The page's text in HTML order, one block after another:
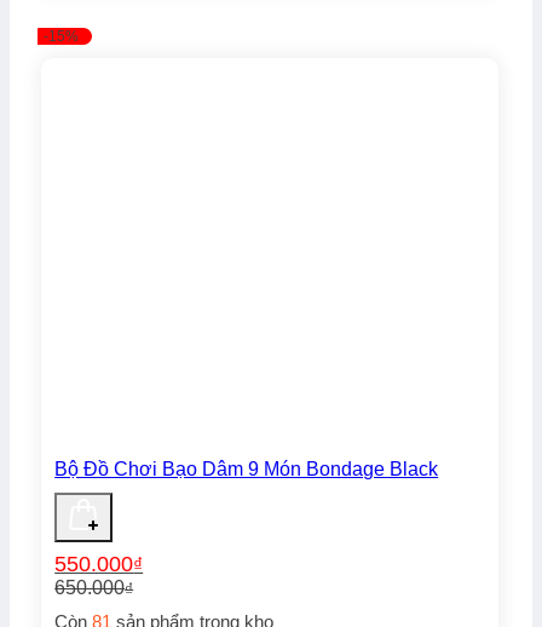
280.000₫.
-15%
Bộ Đồ Chơi Bạo Dâm 9 Món Bondage Black
650.000₫
550.000₫
Còn81 sản phẩm trong kho